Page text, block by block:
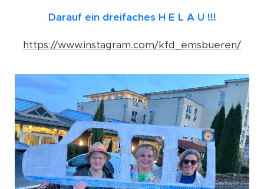
Darauf ein dreifaches H E L A U !!!
https://www.instagram.com/kfd_emsbueren/